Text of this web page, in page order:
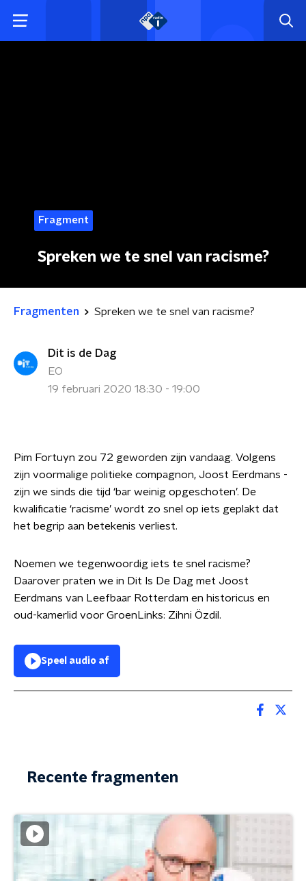
Fragment
Spreken we te snel van racisme?
Fragmenten Spreken we te snel van racisme?
Dit is de Dag
EO
19 februari 2020 18:30 - 19:00
Pim Fortuyn zou 72 geworden zijn vandaag. Volgens
zijn voormalige politieke compagnon, Joost Eerdmans -
zijn we sinds die tijd ‘bar weinig opgeschoten’. De
kwalificatie ‘racisme’ wordt zo snel op iets geplakt dat
het begrip aan betekenis verliest.
Noemen we tegenwoordig iets te snel racisme?
Daarover praten we in Dit Is De Dag met Joost
Eerdmans van Leefbaar Rotterdam en historicus en
oud-kamerlid voor GroenLinks: Zihni Özdil.
Speel audio af
Recente fragmenten